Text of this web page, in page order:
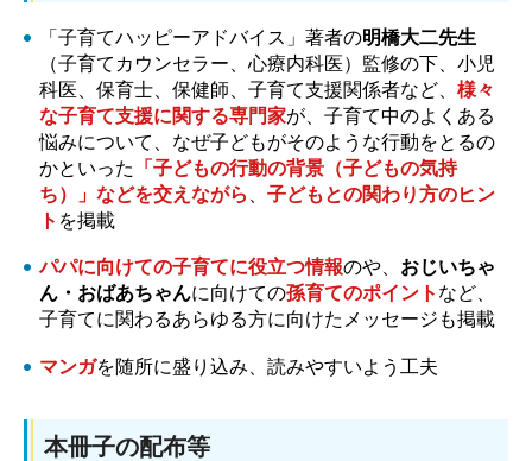
「子育てハッピーアドバイス」著者の明橋大二先生
（子育てカウンセラー、心療内科医）監修の下、小児
科医、保育士、保健師、子育て支援関係者など、 様々
な子育て支援に関する専門家が、子育て中のよくある
悩みについて、なぜ子どもがそのような行動をとるの
かといった
「子どもの行動の背景（子どもの気持
ち）」などを交えながら
子どもとの関わり方のヒン
ト を掲載
パパに向けての子育てに役立つ情報のや、 おじいちゃ
ん・おばあちゃんに向けての孫育てのポイント など、
子育てに関わるあらゆる方に向けたメッセージも掲載
マンガを随所に盛り込み、読みやすいよう工夫
本冊子の配布等